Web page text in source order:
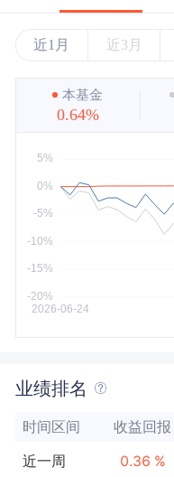
近1月 近3月
本基金
0.64%
业绩排名
时间区间 收益回报
近一周 0.36 %